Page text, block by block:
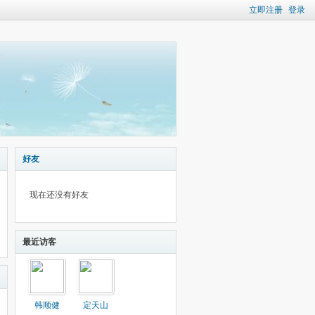
立即注册 登录
好友
现在还没有好友
最近访客
韩顺健
定天山